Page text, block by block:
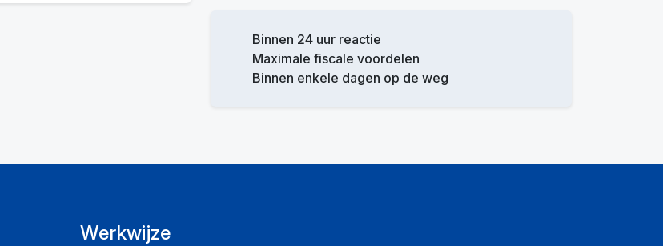
Binnen 24 uur reactie
Maximale fiscale voordelen
Binnen enkele dagen op de weg
Werkwijze